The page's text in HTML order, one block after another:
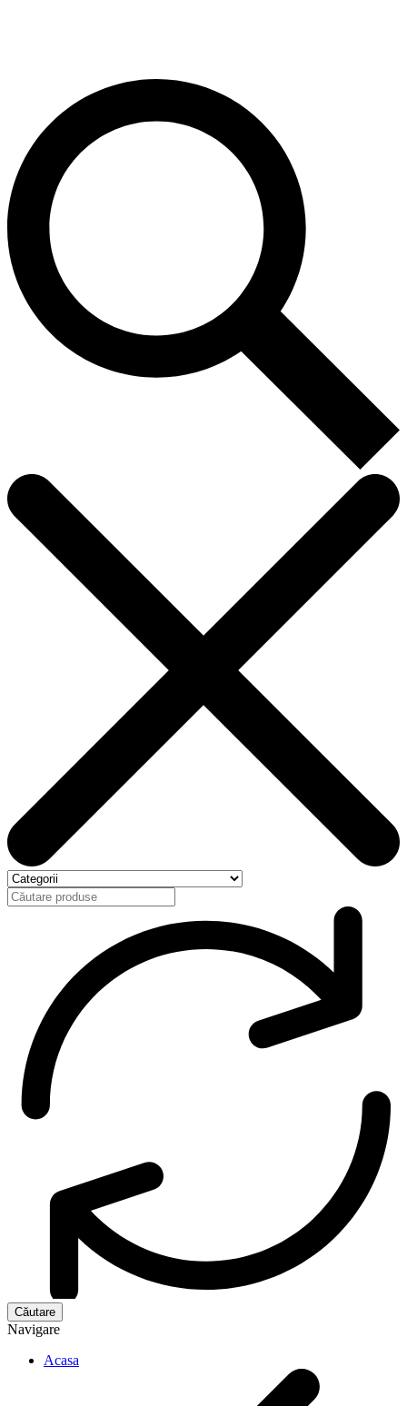
Navigare
Acasa